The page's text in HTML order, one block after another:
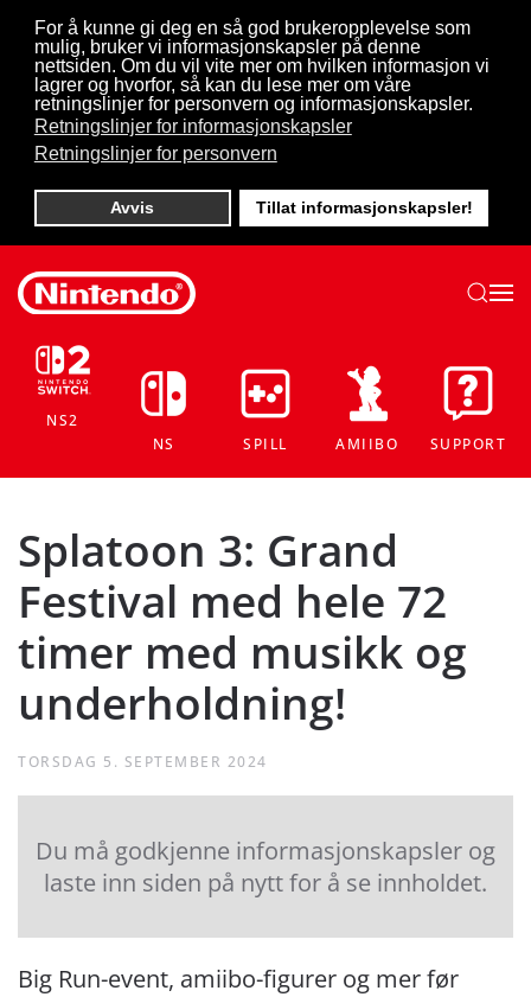
For å kunne gi deg en så god brukeropplevelse som
mulig, bruker vi informasjonskapsler på denne
nettsiden. Om du vil vite mer om hvilken informasjon vi
lagrer og hvorfor, så kan du lese mer om våre
retningslinjer for personvern og informasjonskapsler.
Retningslinjer for informasjonskapsler
Retningslinjer for personvern
Avvis Tillat informasjonskapsler!
Skip to main content
NS2
NS
SPILL AMIIBO SUPPORT
Splatoon 3: Grand
Festival med hele 72
timer med musikk og
underholdning!
TORSDAG 5. SEPTEMBER 2024
Du må godkjenne informasjonskapsler og
laste inn siden på nytt for å se innholdet.
Big Run-event, amiibo-figurer og mer før